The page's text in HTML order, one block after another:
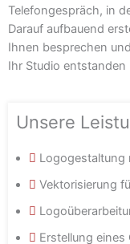
Telefongespräch, in
Darauf aufbauend
Ihnen besprechen
Ihr Studio entstanden
Unsere
Logogestaltung
Vektorisierung
Erstellung